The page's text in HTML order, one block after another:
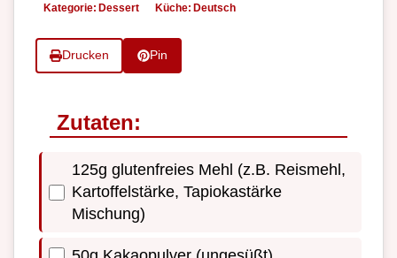
Kategorie: Dessert Küche: Deutsch
Drucken Pin
Zutaten:
125g glutenfreies Mehl (z.B. Reismehl,
Kartoffelstärke, Tapiokastärke
Mischung)